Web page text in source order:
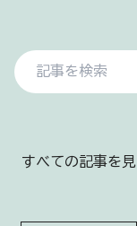
すべての記事を